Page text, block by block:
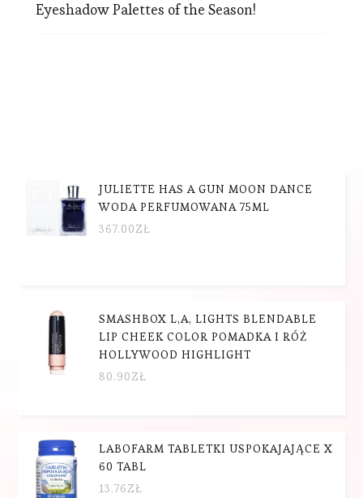
Eyeshadow Palettes of the Season!
JULIETTE HAS A GUN MOON DANCE
WODA PERFUMOWANA 75ML
367.00ZŁ
SMASHBOX L,A, LIGHTS BLENDABLE
LIP CHEEK COLOR POMADKA I RÓŻ
HOLLYWOOD HIGHLIGHT
80.90ZŁ
LABOFARM TABLETKI USPOKAJAJĄCE X
60 TABL
13.76ZŁ